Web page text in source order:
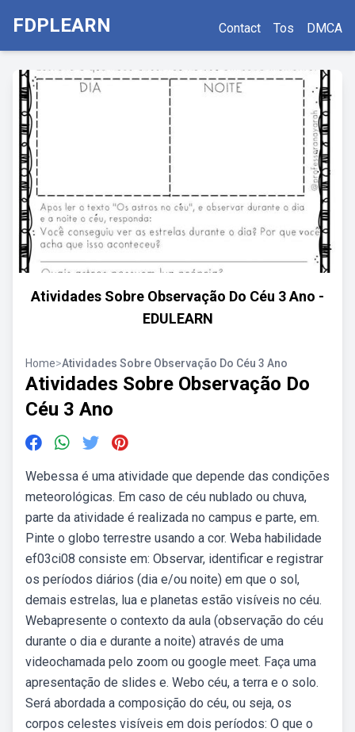
FDPLEARN Contact Tos DMCA
Atividades Sobre Observação Do Céu 3 Ano -
EDULEARN
Home>Atividades Sobre Observação Do Céu 3 Ano
Atividades Sobre Observação Do
Céu 3 Ano
Webessa é uma atividade que depende das condições
meteorológicas. Em caso de céu nublado ou chuva,
parte da atividade é realizada no campus e parte, em.
Pinte o globo terrestre usando a cor. Weba habilidade
ef03ci08 consiste em: Observar, identificar e registrar
os períodos diários (dia e/ou noite) em que o sol,
demais estrelas, lua e planetas estão visíveis no céu.
Webapresente o contexto da aula (observação do céu
durante o dia e durante a noite) através de uma
videochamada pelo zoom ou google meet. Faça uma
apresentação de slides e. Webo céu, a terra e o solo.
Será abordada a composição do céu, ou seja, os
corpos celestes visíveis em dois períodos: O que o